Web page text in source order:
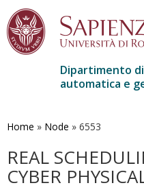
contenuto
Dipartimento
automatica e
Home » Node » 6553
REAL
CYBER